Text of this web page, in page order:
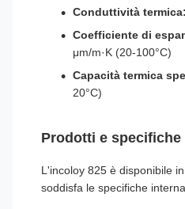
Conduttività termica:
Coefficiente di
μm/m·K (20-100°C)
Capacità termica
20°C)
Prodotti e
L'incoloy 825 è disponibile
soddisfa le specifiche